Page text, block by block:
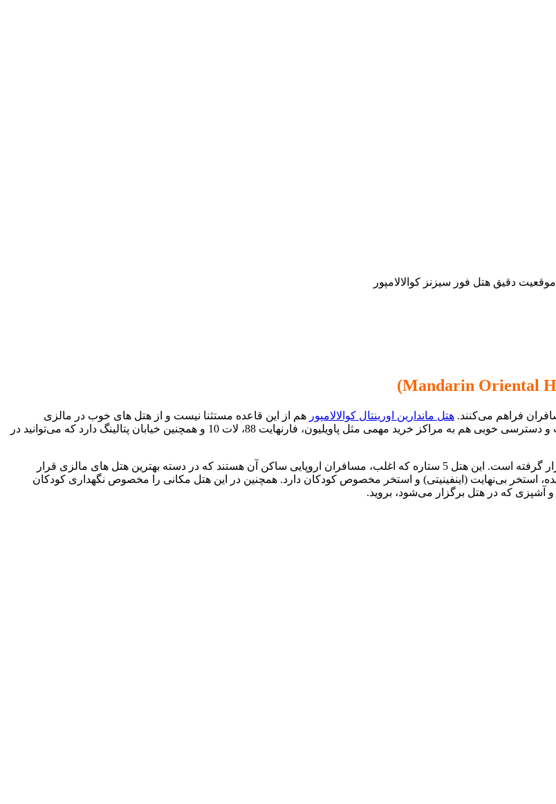
موقعیت دقیق هتل فور سیزنز کوالالامپور
فراهم می‌کنند. هتل ماندارین اورینتال کوالالامپور هم از این قاعده مستثنا نیست و از هتل های خوب در مالزی
است و دسترسی خوبی هم به مراکز خرید مهمی مثل پاویلیون، فارنهایت 88، لات 10 و همچنین خیابان پتالینگ دارد که می‌توانید در
در نزدیکی هتل ماندارین اورینتال، باغ‌وحش نگارا، پارک پروانه و موزه ملی مالزی قرار گرفته است. این هتل 5 ستاره که اغلب، مسافران اروپایی ساکن آن هستند که در دسته بهترین هتل های مالزی قرار
استخر بی‌نهایت (اینفینیتی) و استخر مخصوص کودکان دارد. همچنین در این هتل مکانی را مخصوص نگهداری کودکان
و آشپزی که در هتل برگزار می‌شود، بروید.